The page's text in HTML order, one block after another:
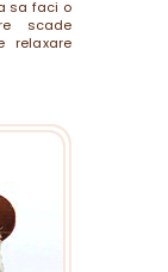
sa faci o
scade
relaxare